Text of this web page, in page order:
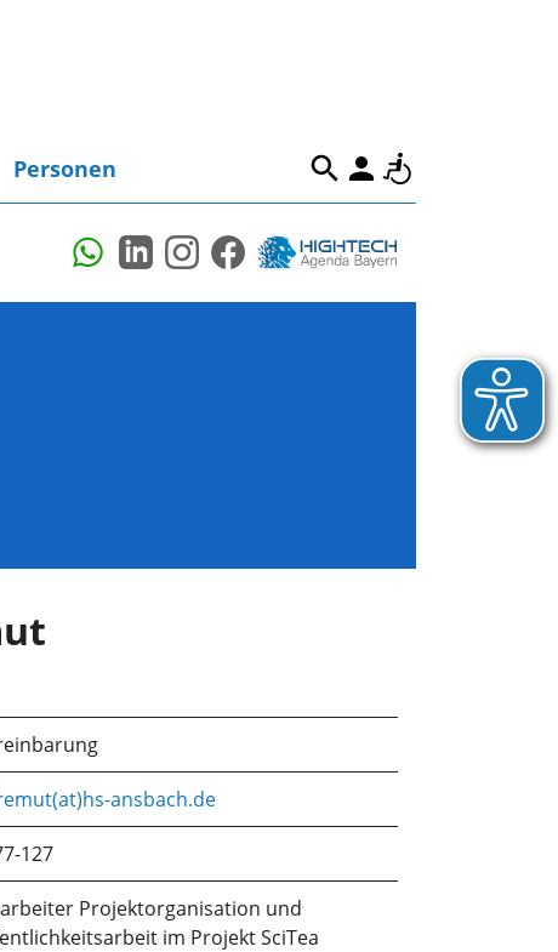
Personen
ansbach.de
127
Projektorganisation und
im Projekt SciTea